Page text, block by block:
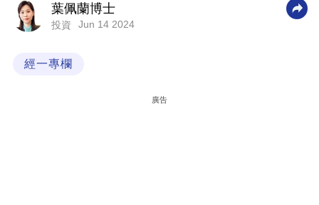
商
業
葉佩蘭博士
投資 Jun 14 2024
經一專欄
廣告